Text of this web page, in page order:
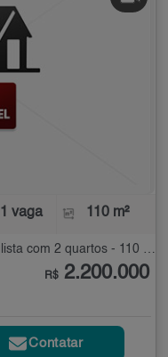
1 vaga 110 m²
R$ 2.200.000
Contatar